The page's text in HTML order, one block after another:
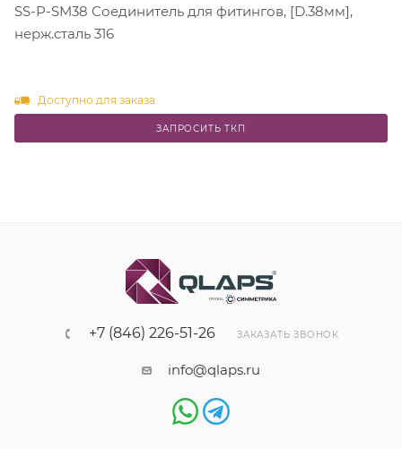
SS-P-SM38 Соединитель для фитингов, [D.38мм],
нерж.сталь 316
Доступно для заказа
ЗАПРОСИТЬ ТКП
+7 (846) 226-51-26 ЗАКАЗАТЬ ЗВОНОК
info@qlaps.ru